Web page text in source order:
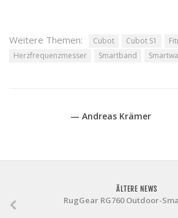
Weitere Themen: Cubot Cubot S1
Herzfrequenzmesser
Smartband
— Andreas Krämer
ÄLTERE NEWS
RugGear RG760 Outdoor-